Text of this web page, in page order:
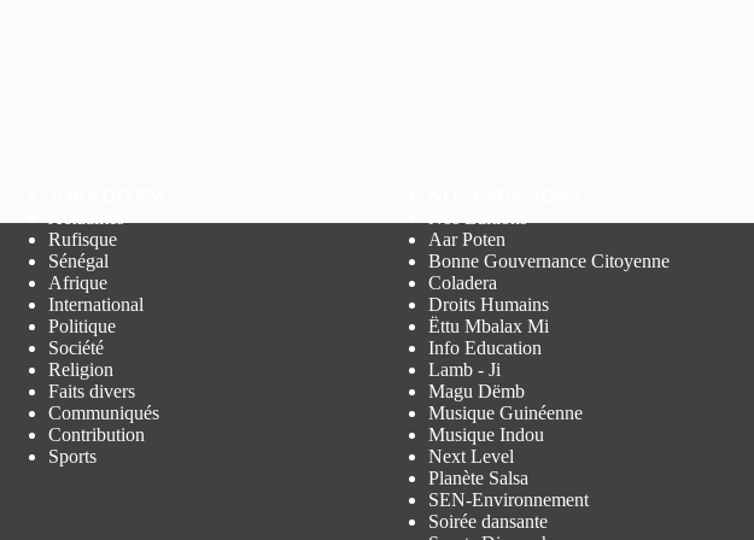
Rufisque
Sénégal
Afrique
International
Politique
Société
Religion
Faits divers
Communiqués
Contribution
Sports
Aar Poten
Bonne Gouvernance Citoyenne
Coladera
Droits Humains
Ëttu Mbalax Mi
Info Education
Lamb - Ji
Magu Dëmb
Musique Guinéenne
Musique Indou
Next Level
Planète Salsa
SEN-Environnement
Soirée dansante